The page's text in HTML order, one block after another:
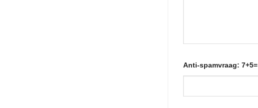
Anti-spamvraag: 7+5=